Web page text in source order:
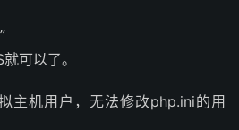
可以了。
主机用户，无法修改php.ini的用